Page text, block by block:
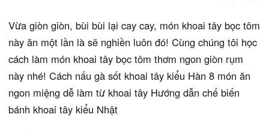
Vừa giòn giòn, bùi bùi lại cay cay, món khoai tây bọc tôm
này ăn một lần là sẽ nghiền luôn đó! Cùng chúng tôi học
cách làm món khoai tây bọc tôm thơm ngon giòn rụm
này nhé! Cách nấu gà sốt khoai tây kiểu Hàn 8 món ăn
ngon miệng dễ làm từ khoai tây Hướng dẫn chế biến
bánh khoai tây kiểu Nhật